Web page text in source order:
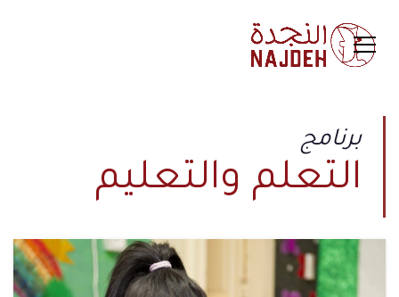
برنامج
التعلم والتعليم